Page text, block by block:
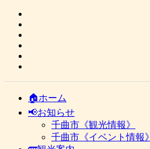
🏠ホーム
📢お知らせ
千曲市《観光情報》
千曲市《イベント情報》